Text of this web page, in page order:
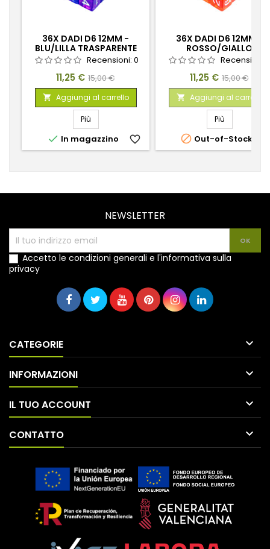
36X DADI D6 12MM -
BLU/LILLA TRASPARENTE
Recensioni: 0
Prezzo
11,25 € Prezzo
base
15,00 €
 Aggiungi al carrello
Più
 In magazzino favorite_border
36X DADI D6 12MM -
ROSSO/GIALLO
TRASPARENTE
Recensioni:
Prezzo
11,25 € Prezzo
base
15,00 €
 Aggiungi al carrello
Più
 Out-of-Stock
NEWSLETTER
Accetto le condizioni generali e l'informativa sulla
privacy
CATEGORIE 
INFORMAZIONI 
IL TUO ACCOUNT 
CONTATTO 